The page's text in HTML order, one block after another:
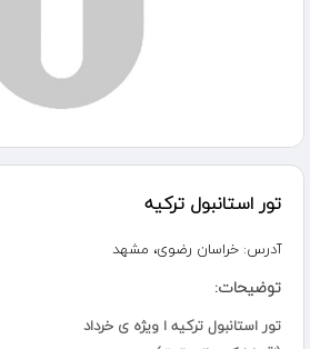
تور استانبول ترکیه
آدرس: خراسان رضوی، مشهد
توضیحات:
تور استانبول ترکیه ا ویژه ی خرداد